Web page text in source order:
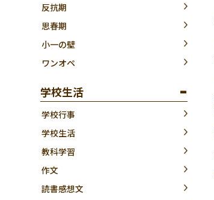
反抗期
思春期
小一の壁
ワンオペ
学校生活
学校行事
学校生活
教科学習
作文
読書感想文